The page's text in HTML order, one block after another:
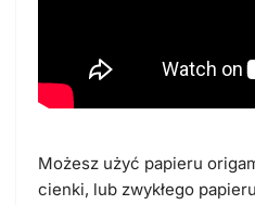
Możesz użyć papieru
cienki, lub zwykłego